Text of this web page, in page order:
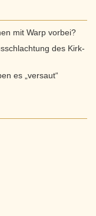
mit Warp vorbei?
des Kirk-
es „versaut“